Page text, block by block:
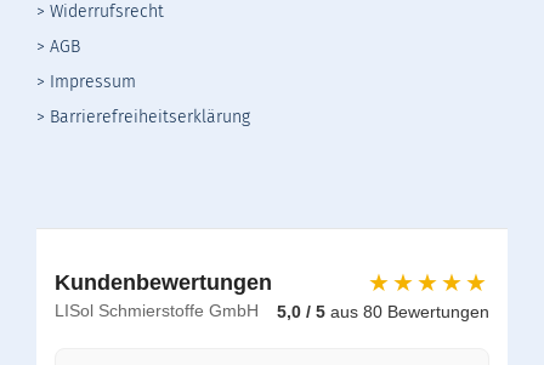
> Widerrufsrecht
> AGB
> Impressum
> Barrierefreiheitserklärung
Kundenbewertungen
LISol Schmierstoffe GmbH
★★★★★
5,0 / 5 aus 80 Bewertungen